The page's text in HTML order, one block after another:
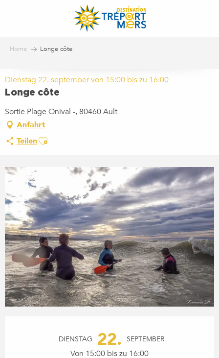
Home Longe côte
Dienstag 22. september von 15:00 bis zu 16:00
Longe côte
Sortie Plage Onival -, 80460 Ault
Anfahrt
TeilenAjouter aux favoris
DIENSTAG 22. SEPTEMBER
Von 15:00 bis zu 16:00